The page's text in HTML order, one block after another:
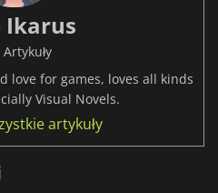
Ikarus
love for games, loves all kinds
Visual Novels.
artykuły